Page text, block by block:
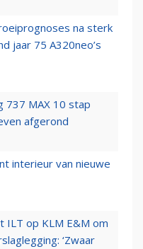
na sterk
jaar 75 A320neo’s
737 MAX 10 stap
afgerond
interieur van nieuwe
ILT op KLM E&M om
‘Zwaar